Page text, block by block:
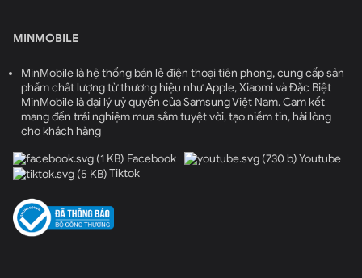
MINMOBILE
MinMobile là hệ thống bán lẻ điện thoại tiên phong, cung cấp sản
phẩm chất lượng từ thương hiệu như Apple, Xiaomi và Đặc Biệt
MinMobile là đại lý uỷ quyền của Samsung Việt Nam. Cam kết
mang đến trải nghiệm mua sắm tuyệt vời, tạo niềm tin, hài lòng
cho khách hàng
Facebook
Youtube
Tiktok